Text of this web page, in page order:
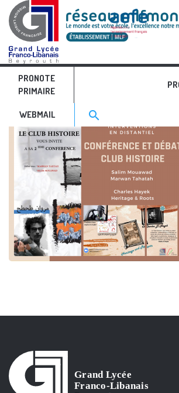
PRONOTE
PRIMAIRE
WEBMAIL Search for:>
search
RELATIVE POSTS
3